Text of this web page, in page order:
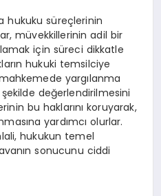
hukuku süreçlerinin
müvekkillerinin adil bir
için süreci dikkatle
hukuki temsilciye
yargılanma
değerlendirilmesini
bu haklarını koruyarak,
yardımcı olurlar.
hukukun temel
sonucunu ciddi